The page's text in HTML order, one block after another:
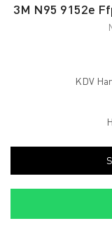
3M N95 9152e
KDV